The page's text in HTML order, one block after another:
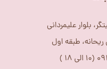
بلوار علیمردانی
طبقه اول